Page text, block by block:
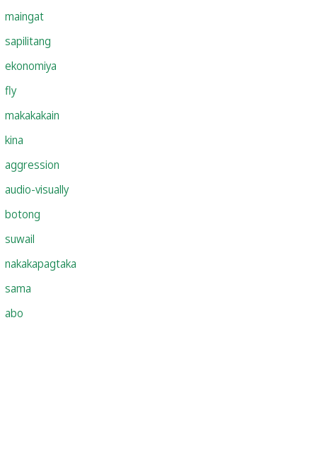
maingat
sapilitang
ekonomiya
fly
makakakain
kina
aggression
audio-visually
botong
suwail
nakakapagtaka
sama
abo